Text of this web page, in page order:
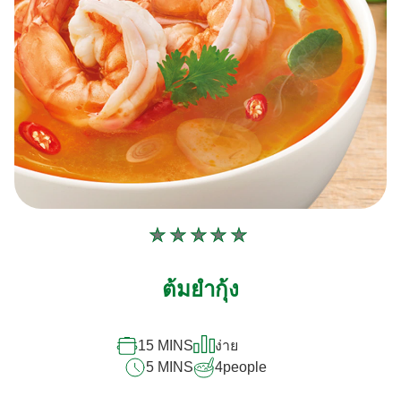
ไม่มี
ให้
สำหรับ
recipe
นี้
ต้มยำกุ้ง
15 MINS
ง่าย
5 MINS
4people